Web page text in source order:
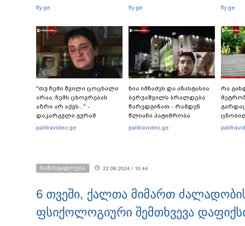
fly.ge fly.ge fly.ge
"თუ ჩემი შვილი ცოცხალი
არაა, ჩემს ცხოვრებას
აზრი არ აქვს..." -
დაკარგული გურამ
დადიანიძის დედის
palitravideo.ge
ნია იმნაძეს და ანასტასია
ბერუაშვილს ბრალდება
წარედგინათ - რამდენ
წლიანი პატიმრობა
ემუქრებათ
palitravideo.ge
რა
პასუხი
საზოგადოება 22.08.2024 / 10:44
6 თვეში, ქალთა მიმართ
ფსიქოლოგიური შემთხვევა